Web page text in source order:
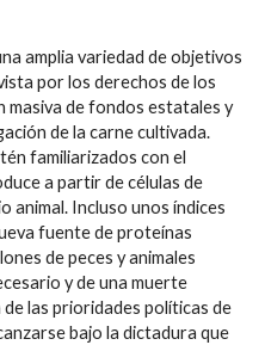
amplia variedad de objetivos
por los derechos de los
masiva de fondos estatales y
de la carne cultivada.
familiarizados con el
a partir de células de
animal. Incluso unos índices
fuente de proteínas
de peces y animales
y de una muerte
las prioridades políticas de
bajo la dictadura que